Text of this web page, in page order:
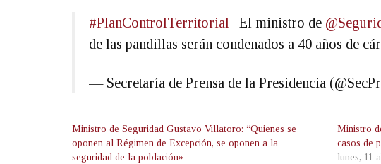
#PlanControlTerritorial | El ministro de
de las pandillas serán condenados a 40 años de
— Secretaría de Prensa de la Presidencia
Ministro de Seguridad Gustavo Villatoro: “Quienes se
oponen al Régimen de Excepción, se oponen a la
seguridad de la población»
Ministro
casos de
lunes, 11